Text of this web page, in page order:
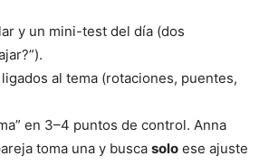
y un mini-test del día (dos
al tema (rotaciones, puentes,
en 3–4 puntos de control. Anna
toma una y busca solo ese ajuste